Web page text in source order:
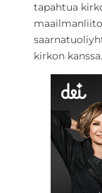
tapahtua
kirkon kanssa.